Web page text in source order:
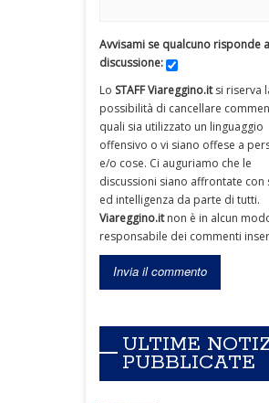
Avvisami se qualcuno risponde
discussione:
Lo STAFF Viareggino.itsi riserva
possibilità di cancellare
quali sia utilizzato un linguaggio
offensivo o vi siano offese a
e/o cose. Ci auguriamo che le
discussioni siano affrontate con
ed intelligenza da parte di tutti.
Viareggino.itnon è in alcun
responsabile dei commenti
ULTIME
PUBBLICATE